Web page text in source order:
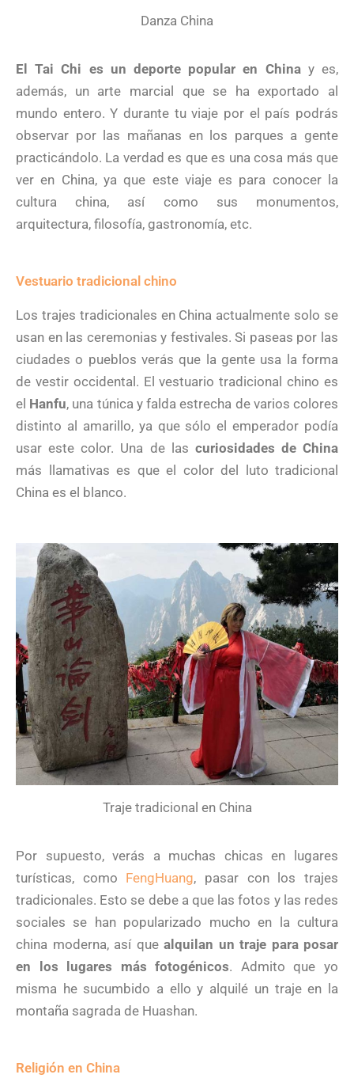
Danza China
El Tai Chi es un deporte popular en Chinay es,
además, un arte marcial que se ha exportado al
mundo entero. Y durante tu viaje por el país podrás
observar por las mañanas en los parques a gente
practicándolo. La verdad es que es una cosa más que
ver en China, ya que este viaje es para conocer la
cultura china, así como sus monumentos,
arquitectura, filosofía, gastronomía, etc.
Vestuario tradicional chino
Los trajes tradicionales en China actualmente solo se
usan en las ceremonias y festivales. Si paseas por las
ciudades o pueblos verás que la gente usa la forma
de vestir occidental. El vestuario tradicional chino es
el Hanfu, una túnica y falda estrecha de varios colores
distinto al amarillo, ya que sólo el emperador podía
usar este color. Una de las curiosidades de China
más llamativas es que el color del luto tradicional
China es el blanco.
Traje tradicional en China
Por supuesto, verás a muchas chicas en lugares
turísticas, como FengHuang, pasar con los trajes
tradicionales. Esto se debe a que las fotos y las redes
sociales se han popularizado mucho en la cultura
china moderna, así que alquilan un traje para posar
en los lugares más fotogénicos. Admito que yo
misma he sucumbido a ello y alquilé un traje en la
montaña sagrada de Huashan.
Religión en China